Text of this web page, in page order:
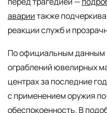
авариитакже
реакции служб и
По официальным данным
ограблений ювелирных
центрах за последние
с применением оружия
обеспокоенность. В